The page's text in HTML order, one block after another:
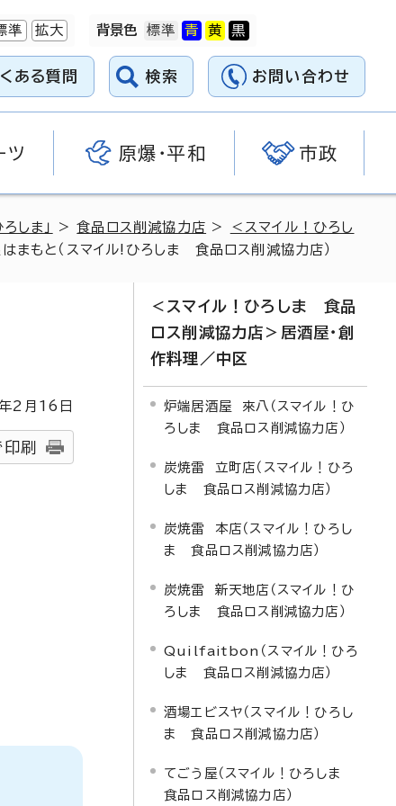
準 拡大 背景色
ある質問 検索 お問い合わせ
ツ 原爆・平和 市政
しま」 >食品ロス削減協力店 >
＜スマイル！ひろし
まもと（スマイル!ひろしま 食品ロス削減協力店）
2月 16 日
刷
＜スマイル！ひろしま 食品
ロス削減協力店＞居酒屋・創
作料理／中区
炉端居酒屋 來八（スマイル！ひ
ろしま 食品ロス削減協力店）
炭焼雷 立町店（スマイル！ひろ
しま 食品ロス削減協力店）
炭焼雷 本店（スマイル！ひろし
ま 食品ロス削減協力店）
炭焼雷 新天地店（スマイル！ひ
ろしま 食品ロス削減協力店）
Quilfaitbon（スマイル！ひろ
しま 食品ロス削減協力店）
酒場エビスヤ（スマイル！ひろし
ま 食品ロス削減協力店）
てごう屋（スマイル！ひろしま
食品ロス削減協力店）